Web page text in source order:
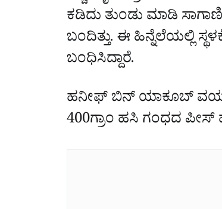
ಕಡಿದು ತುಂಡು ಮಾಡಿ
ಬಂದಿತ್ತು. ಈ ಹಿನ್ನೆಲೆಯಲ್ಲಿ
ಬಂಧಿಸಿದ್ದಾರೆ.
ಹನೀಫ್ ಬಿನ್ ಯಾಕೂಬ್
400ಗ್ರಾಂ ಹಸಿ ಗಂಧದ